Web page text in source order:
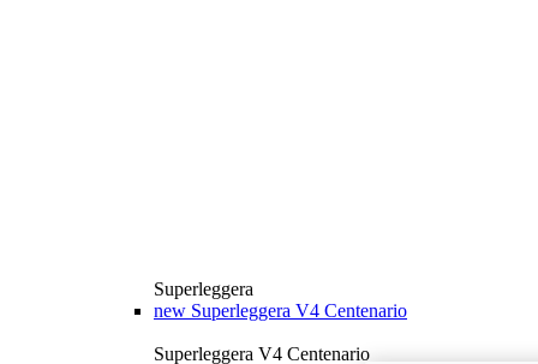
Superleggera
new Superleggera V4 Centenario
Superleggera V4 Centenario